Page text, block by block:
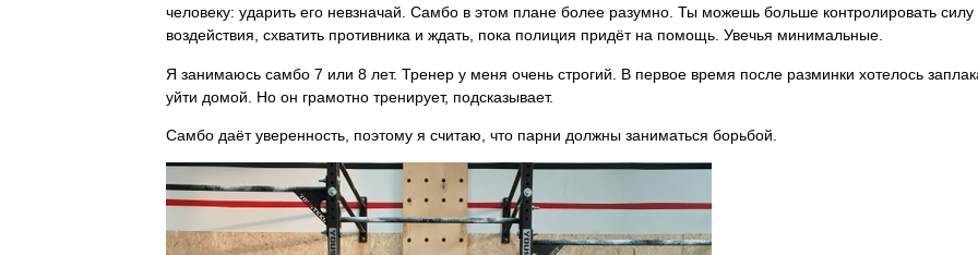
человеку: ударить его невзначай. Самбо в этом плане более разумно. Ты можешь больше контролировать силу
воздействия, схватить противника и ждать, пока полиция придёт на помощь. Увечья минимальные.
Я занимаюсь самбо 7 или 8 лет. Тренер у меня очень строгий. В первое время после разминки хотелось
уйти домой. Но он грамотно тренирует, подсказывает.
Самбо даёт уверенность, поэтому я считаю, что парни должны заниматься борьбой.